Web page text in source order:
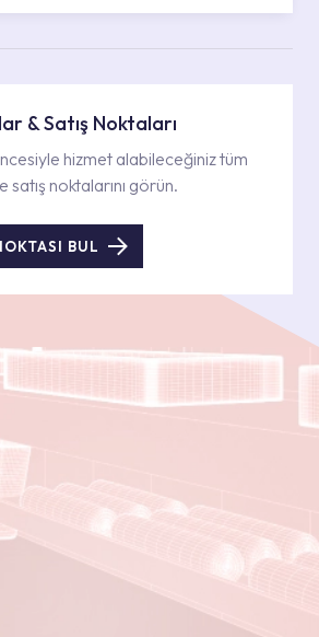
& Satış Noktaları
hizmet alabileceğiniz tüm
satış noktalarını görün.
BUL